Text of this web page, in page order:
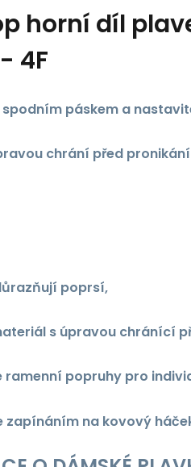
horní díl
4F
páskem a
chrání před
poprsí,
s úpravou chránící
popruhy pro
zapínáním na kovový